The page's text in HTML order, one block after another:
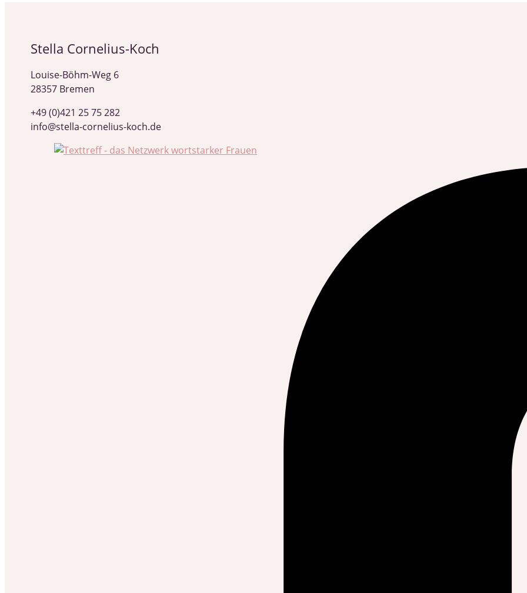
Stella Cornelius-Koch
Louise-Böhm-Weg 6
28357 Bremen
+49 (0)421 25 75 282
info@stella-cornelius-koch.de